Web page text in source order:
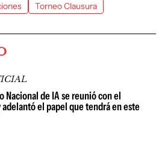
Torneo Clausura
Nacional de IA se reunió con el
el papel que tendrá en este